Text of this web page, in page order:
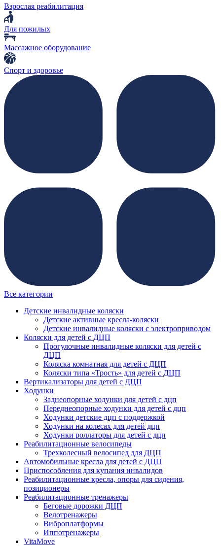
Взрослая реабилитация
Для пожилых
Массажное оборудование
Спорт и здоровье
Все категории
Детские инвалидные коляски
Детские активные кресла-коляски
Детские инвалидные коляски с электроприводом
Коляски для детей с ДЦП
Прогулочные инвалидные коляски для детей с
ДЦП
Коляска комнатная для детей с ДЦП
Коляски типа «Трость» для детей с ДЦП
Вертикализаторы для детей с ДЦП
Ходунки
Заднеопорные ходунки для детей с дцп
Переднеопорные ходунки для детей с дцп
Ходунки детские дцп с поддержкой
Ходунки на колесах для детей дцп
Ходунки роллаторы для детей с дцп
Реабилитационные велосипеды
Трехколесный велосипед для ДЦП
Автомобильные кресла для детей с ДЦП
Приспособления для купания инвалидов
Реабилитационные кресла, опоры для сидения,
позиционеры
Реабилитационные тренажеры
Беговые дорожки ДЦП
Велотренажеры
Виброплатформы
Иппотренажеры
VitaMove